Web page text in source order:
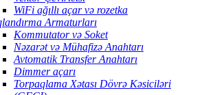
WiFi ağıllı açar və rozetka
Armaturları
Kommutator və Soket
Nəzarət və Mühafizə Anahtarı
Avtomatik Transfer Anahtarı
Dimmer açarı
Torpaqlama Xətası Dövrə Kəsiciləri